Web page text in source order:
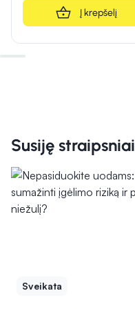
Į krepšelį
Susiję straipsniai
Sveikata